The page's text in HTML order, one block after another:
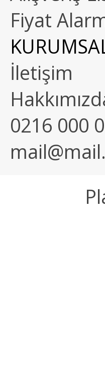
Fiyat
İletişim
0216 000